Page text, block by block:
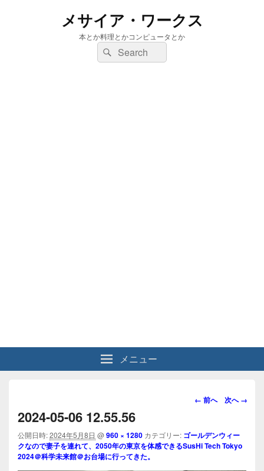
メサイア・ワークス
本とか料理とかコンピュータとか
検
索:
検
索
メニュー
画
ビ
ゲ
← 前へ 次へ →
2024-05-06 12.55.56
公開日時:2024年5月8日 @960 × 1280 カテゴリー: ゴールデンウィー
クなので妻子を連れて、2050年の東京を体感できるSusHi Tech Tokyo
2024＠科学未来館＠お台場に行ってきた。